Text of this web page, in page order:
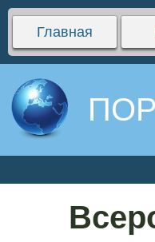
Главная